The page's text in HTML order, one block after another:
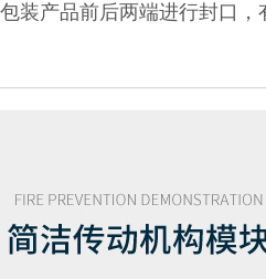
装产品前后两端进行封口，